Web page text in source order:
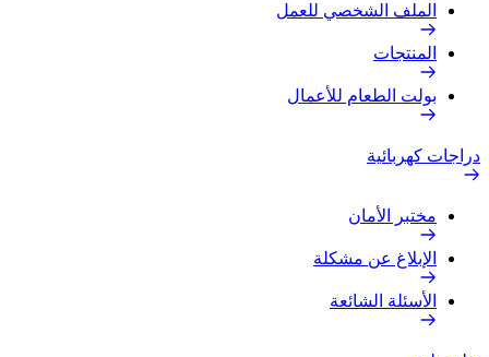
الملف الشخصي للعمل
المنتجات
بولت الطعام للأعمال
دراجات كهربائية
مختبر الأمان
الإبلاغ عن مشكلة
الأسئلة الشائعة